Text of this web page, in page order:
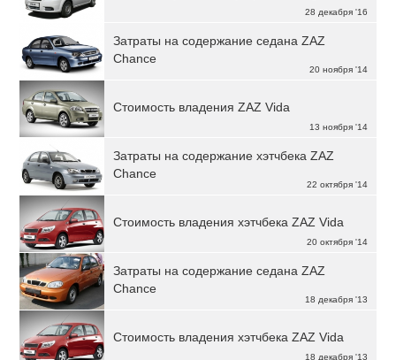
28 декабря '16
20 ноября '14
Затраты на содержание седана ZAZ
Chance
13 ноября '14
Стоимость владения ZAZ Vida
22 октября '14
Затраты на содержание хэтчбека ZAZ
Chance
20 октября '14
Стоимость владения хэтчбека ZAZ Vida
18 декабря '13
Затраты на содержание седана ZAZ
Chance
18 декабря '13
Стоимость владения хэтчбека ZAZ Vida